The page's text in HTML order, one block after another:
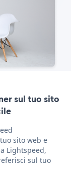
sul tuo sito
sito web e
Lightspeed,
sul tuo